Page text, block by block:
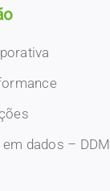
dados – DDM